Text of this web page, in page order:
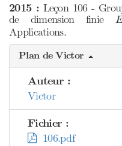
2015 : Leçon 106 -
de dimension finie
E
Applications.
Plan de Victor
Auteur :
Victor
Fichier :
106.pdf